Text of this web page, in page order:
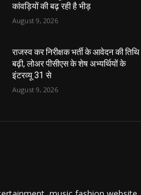
कांवड़ियों की बढ़ रही है भीड़
August 9, 2026
राजस्व कर निरीक्षक भर्ती के आवेदन की तिथि
बढ़ी, लोअर पीसीएस के शेष अभ्यर्थियों के
इंटरव्यू 31 से
August 9, 2026